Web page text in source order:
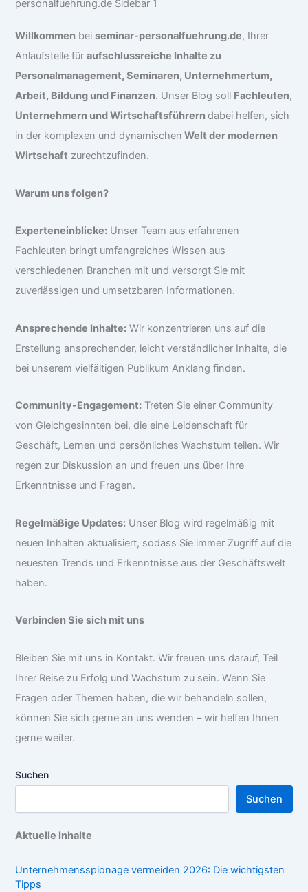
Willkommen beiseminar-personalfuehrung.de, Ihrer
Anlaufstelle füraufschlussreiche Inhalte zu
Personalmanagement, Seminaren, Unternehmertum,
Arbeit, Bildung und Finanzen. Unser Blog soll Fachleuten,
Unternehmern und Wirtschaftsführern dabei helfen, sich
in der komplexen und dynamischen Welt der modernen
Wirtschaft zurechtzufinden.
Warum uns folgen?
Experteneinblicke: Unser Team aus erfahrenen
Fachleuten bringt umfangreiches Wissen aus
verschiedenen Branchen mit und versorgt Sie mit
zuverlässigen und umsetzbaren Informationen.
Ansprechende Inhalte: Wir konzentrieren uns auf die
Erstellung ansprechender, leicht verständlicher Inhalte, die
bei unserem vielfältigen Publikum Anklang finden.
Community-Engagement: Treten Sie einer Community
von Gleichgesinnten bei, die eine Leidenschaft für
Geschäft, Lernen und persönliches Wachstum teilen. Wir
regen zur Diskussion an und freuen uns über Ihre
Erkenntnisse und Fragen.
Regelmäßige Updates: Unser Blog wird regelmäßig mit
neuen Inhalten aktualisiert, sodass Sie immer Zugriff auf die
neuesten Trends und Erkenntnisse aus der Geschäftswelt
haben.
Verbinden Sie sich mit uns
Bleiben Sie mit uns in Kontakt. Wir freuen uns darauf, Teil
Ihrer Reise zu Erfolg und Wachstum zu sein. Wenn Sie
Fragen oder Themen haben, die wir behandeln sollen,
können Sie sich gerne an uns wenden – wir helfen Ihnen
gerne weiter.
Suchen
Suchen
Aktuelle Inhalte
Unternehmensspionage vermeiden 2026: Die wichtigsten
Tipps